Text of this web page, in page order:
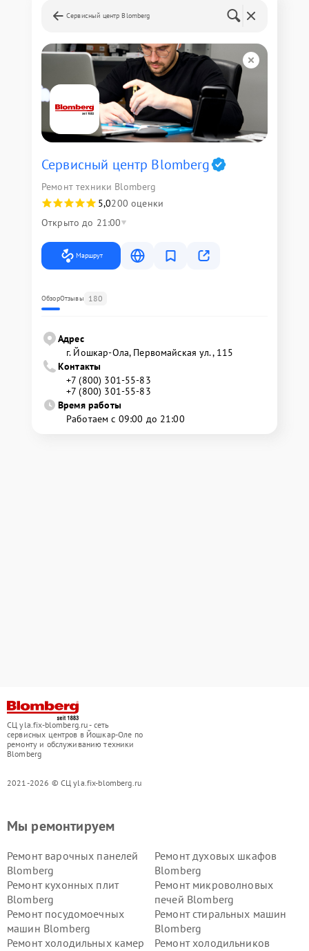
Сервисный центр Blomberg
Сервисный центр Blomberg
Ремонт техники Blomberg
5,0200 оценки
Открыто до 21:00
Маршрут
ОбзорОтзывы 180
Адрес
г. Йошкар-Ола, Первомайская ул., 115
Контакты
+7 (800) 301-55-83
+7 (800) 301-55-83
Время работы
Работаем с 09:00 до 21:00
СЦ yla.fix-blomberg.ru - сеть
сервисных центров в Йошкар-Оле по
ремонту и обслуживанию техники
Blomberg
2021-2026 © СЦ yla.fix-blomberg.ru
Мы ремонтируем
Ремонт варочных панелей
Blomberg
Ремонт духовых шкафов
Blomberg
Ремонт кухонных плит
Blomberg
Ремонт микроволновых
печей Blomberg
Ремонт посудомоечных
машин Blomberg
Ремонт стиральных машин
Blomberg
Ремонт холодильных камер
Ремонт холодильников